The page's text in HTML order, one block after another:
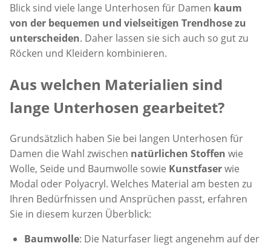
Blick sind viele lange Unterhosen für Damen kaum
von der bequemen und vielseitigen Trendhose zu
unterscheiden. Daher lassen sie sich auch so gut zu
Röcken und Kleidern kombinieren.
Aus welchen Materialien sind
lange Unterhosen gearbeitet?
Grundsätzlich haben Sie bei langen Unterhosen für
Damen die Wahl zwischen natürlichen Stoffen wie
Wolle, Seide und Baumwolle sowie Kunstfaserwie
Modal oder Polyacryl. Welches Material am besten zu
Ihren Bedürfnissen und Ansprüchen passt, erfahren
Sie in diesem kurzen Überblick:
Baumwolle: Die Naturfaser liegt angenehm auf der